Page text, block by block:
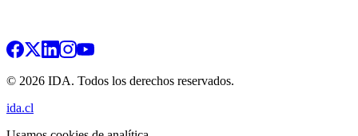
© 2026 IDA. Todos los derechos reservados.
ida.cl